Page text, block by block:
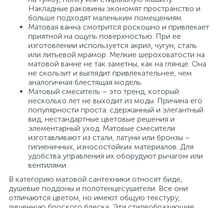
Накладные раковины экономят пространство и
больше подходят маленьким помещениям.
Матовая ванна смотрится роскошно и привлекает
приятной на ощупь поверхностью. При ее
изготовлении используется акрил, чугун, сталь
или литьевой мрамор. Мелкие шероховатости на
матовой ванне не так заметны, как на глянце. Она
не скользит и выглядит привлекательнее, чем
аналогичная блестящая модель.
Матовый смеситель – это тренд, который
несколько лет не выходит из моды. Причина его
популярности проста: сдержанный и элегантный
вид, нестандартные цветовые решения и
элементарный уход. Матовые смесители
изготавливают из стали, латуни или бронзы –
гигиеничных, износостойких материалов. Для
удобства управления их оборудуют рычагом или
вентилями.
В категорию матовой сантехники относят биде,
душевые поддоны и полотенцесушители. Все они
отличаются цветом, но имеют общую текстуру,